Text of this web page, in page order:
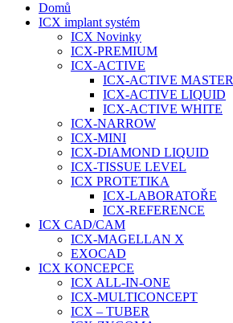
Domů
ICX implant systém
ICX Novinky
ICX-PREMIUM
ICX-ACTIVE
ICX-ACTIVE MASTER
ICX-ACTIVE LIQUID
ICX-ACTIVE WHITE
ICX-NARROW
ICX-MINI
ICX-DIAMOND LIQUID
ICX-TISSUE LEVEL
ICX PROTETIKA
ICX-LABORATOŘE
ICX-REFERENCE
ICX CAD/CAM
ICX-MAGELLAN X
EXOCAD
ICX KONCEPCE
ICX ALL-IN-ONE
ICX-MULTICONCEPT
ICX – TUBER